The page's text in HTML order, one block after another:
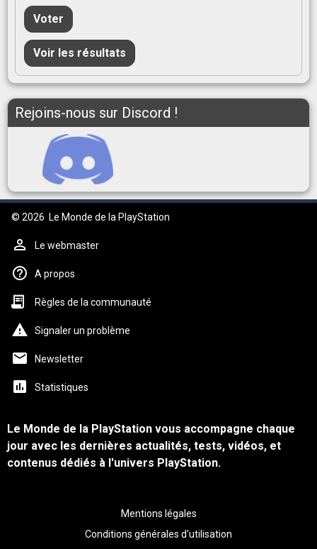
Voter
Voir les résultats
Rejoins-nous sur Discord !
© 2026 Le Monde de la PlayStation
Le webmaster
A propos
Règles de la communauté
Signaler un problème
Newsletter
Statistiques
Le Monde de la PlayStation vous accompagne chaque
jour avec les dernières actualités, tests, vidéos, et
contenus dédiés à l'univers PlayStation.
Mentions légales
Conditions générales d'utilisation